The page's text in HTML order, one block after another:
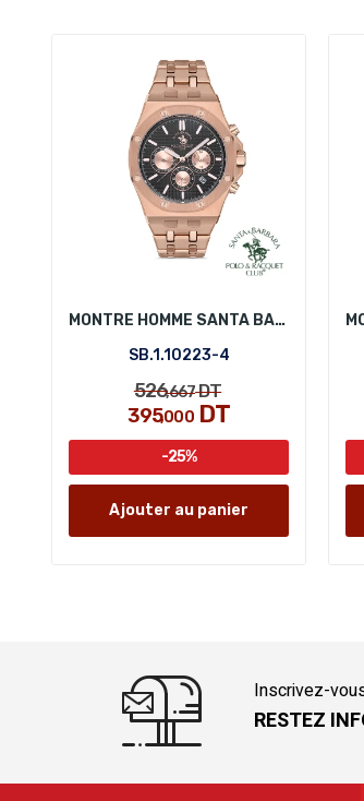
MONTRE HOMME SANTA BARBARA POLO SB.1.10223-4
SB.1.10223-4
526,667DT
395,000DT
-25%
Ajouter au panier
Inscrivez-
RESTEZ